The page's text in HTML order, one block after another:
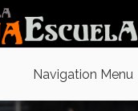
Navigation Menu